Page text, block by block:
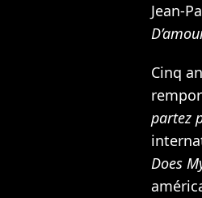
Jean-
Cinq
partez
Does